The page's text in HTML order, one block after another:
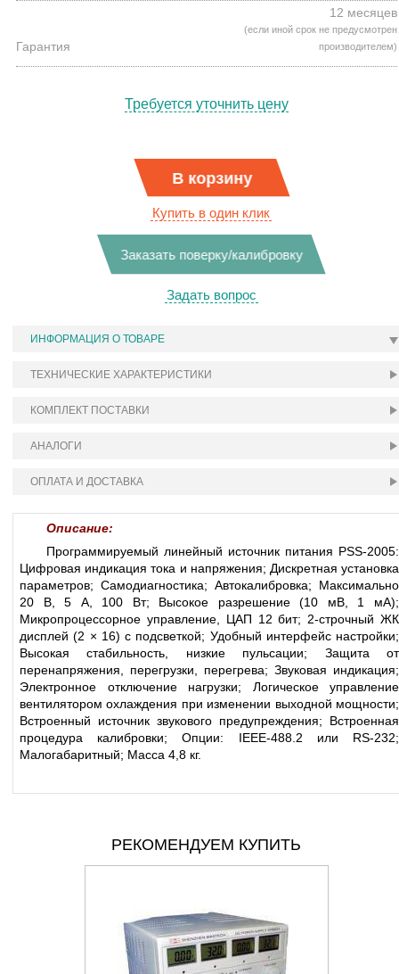
Гарантия
12 месяцев
(если иной срок не предусмотрен
производителем)
Требуется уточнить цену
В корзину
Купить в один клик
Заказать поверку/калибровку
Задать вопрос
ИНФОРМАЦИЯ О ТОВАРЕ
ТЕХНИЧЕСКИЕ ХАРАКТЕРИСТИКИ
КОМПЛЕКТ ПОСТАВКИ
АНАЛОГИ
ОПЛАТА И ДОСТАВКА
Описание:
Программируемый линейный источник питания PSS-2005:
Цифровая индикация тока и напряжения; Дискретная установка
параметров; Самодиагностика; Автокалибровка; Максимально
20 В, 5 А, 100 Вт; Высокое разрешение (10 мВ, 1 мА);
Микропроцессорное управление, ЦАП 12 бит; 2-строчный ЖК
дисплей (2 × 16) с подсветкой; Удобный интерфейс настройки;
Высокая стабильность, низкие пульсации; Защита от
перенапряжения, перегрузки, перегрева; Звуковая индикация;
Электронное отключение нагрузки; Логическое управление
вентилятором охлаждения при изменении выходной мощности;
Встроенный источник звукового предупреждения; Встроенная
процедура калибровки; Опции: IEEE-488.2 или RS-232;
Малогабаритный; Масса 4,8 кг.
РЕКОМЕНДУЕМ КУПИТЬ